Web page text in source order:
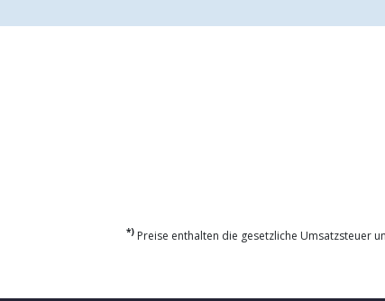
*)Preise enthalten die gesetzliche Umsatzsteuer